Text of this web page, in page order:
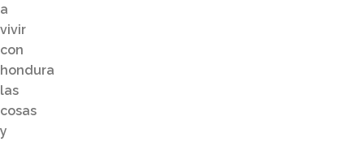
a
vivir
con
hondura
las
cosas
y